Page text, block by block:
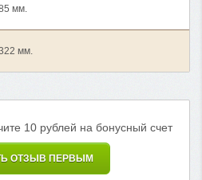
мм.
мм.
10 рублей на бонусный счет
ОТЗЫВ ПЕРВЫМ